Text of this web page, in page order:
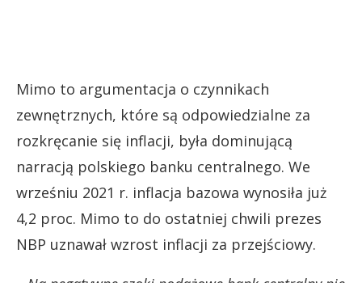
Mimo to argumentacja o czynnikach
zewnętrznych, które są odpowiedzialne za
rozkręcanie się inflacji, była dominującą
narracją polskiego banku centralnego. We
wrześniu 2021 r. inflacja bazowa wynosiła już
4,2 proc. Mimo to do ostatniej chwili prezes
NBP uznawał wzrost inflacji za przejściowy.